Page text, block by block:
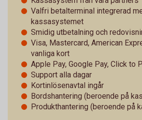
Valfri betalterminal integrerad
kassasystemet
Smidig utbetalning och
Visa, Mastercard, American
vanliga kort
Apple Pay, Google Pay, Click to
Support alla dagar
Kortinlösenavtal ingår
Bordshantering (beroende på
Produkthantering (beroende på